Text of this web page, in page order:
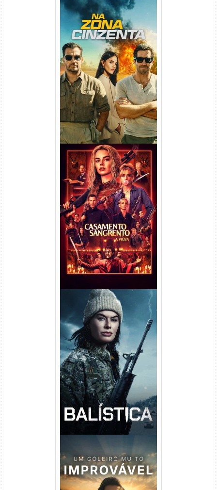
Na Zona Cinzenta Torrent
(2026) WEB-DL 1080p/4K
Dual Áudio
Casamento Sangrento: A
Viúva Torrent (2026) WEB-DL
720p/1080p/4K Dual Áudio
Balística Torrent (2025) WEB-
DL 1080p Dual Áudio